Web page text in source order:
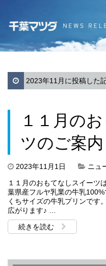
2023年11月に投稿した
１１月の
ツのご案内
2023年11月1日
ニュ
１１月のおもてなしスイー
葉県産フルヤ乳業の牛乳
くちサイズの牛乳プリンです
広がります♪ …
続きを読む